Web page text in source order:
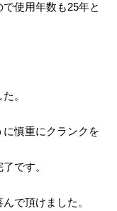
使用年数も25年と
。
慎重にクランクを
です。
で頂けました。